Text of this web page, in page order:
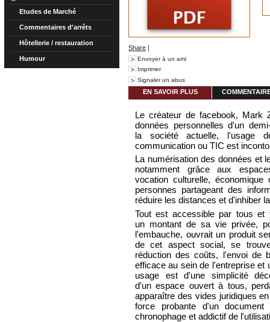
Etudes de Marché
Commentaires d'arrêts
Hôtellerie / restauration
Humour
Share |
Envoyer à un ami
Imprimer
Signaler un abus
EN SAVOIR PLUS
Le créateur de facebook, Mark
données personnelles d'un
la société actuelle, l'usage
communication ou TIC est
La numérisation des données et
notamment grâce aux
vocation culturelle,
personnes partageant des
réduire les distances et d'inhiber
Tout est accessible par tous
un montant de sa vie privée,
l'embauche, ouvrait un produit
de cet aspect social, se
réduction des coûts, l'envoi de
efficace au sein de l'entreprise et
usage est d'une simplicité
d'un espace ouvert à tous,
apparaître des vides juridiques
force probante d'un
chronophage et addictif de